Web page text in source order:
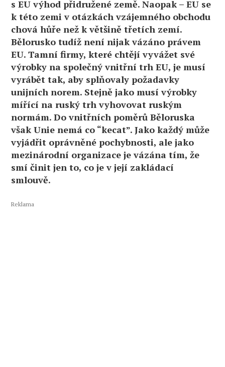
s EU výhod přidružené země. Naopak – EU se
k této zemi v otázkách vzájemného obchodu
chová hůře než k většině třetích zemí.
Bělorusko tudíž není nijak vázáno právem
EU. Tamní firmy, které chtějí vyvážet své
výrobky na společný vnitřní trh EU, je musí
vyrábět tak, aby splňovaly požadavky
unijních norem. Stejně jako musí výrobky
mířící na ruský trh vyhovovat ruským
normám. Do vnitřních poměrů Běloruska
však Unie nemá co “kecat”. Jako každý může
vyjádřit oprávněné pochybnosti, ale jako
mezinárodní organizace je vázána tím, že
smí činit jen to, co je v její zakládací
smlouvě.
Reklama